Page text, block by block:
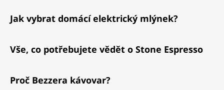
Jak vybrat domácí elektrický mlýnek?
Vše, co potřebujete vědět o Stone Espresso
Proč Bezzera kávovar?